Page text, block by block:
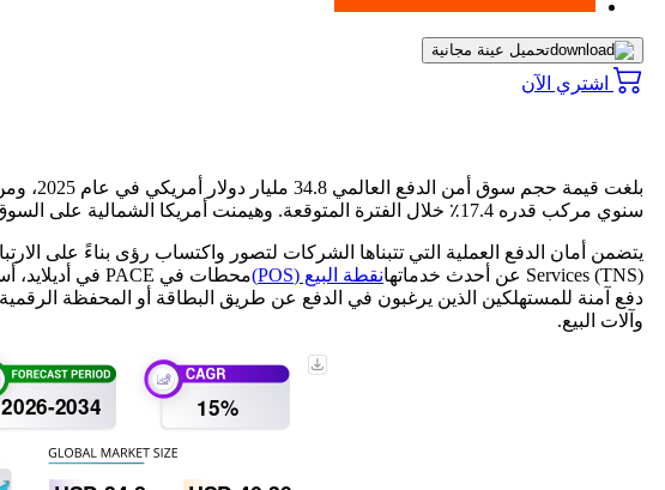
تحميل عينة مجانية
اشتري الآن
سنوي مركب قدره 17.4٪ خلال الفترة المتوقعة. وهيمنت أمريكا الشمالية على السوق العالمية بحصة بلغت 35.8% في عام 2025.
Services (TNS) عن أحدث خدماتها
نقطة البيع (POS)
دفع آمنة للمستهلكين الذين يرغبون في الدفع عن طريق البطاقة أو المحفظة
وآلات البيع.